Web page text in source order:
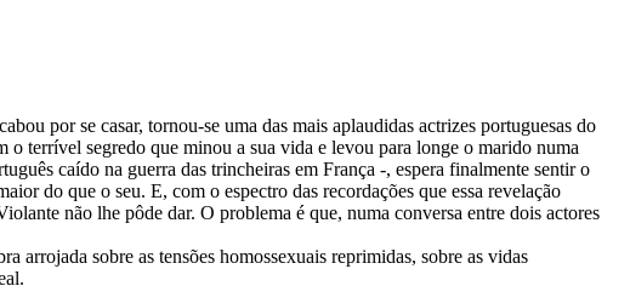
por se casar, tornou-se uma das mais aplaudidas actrizes portuguesas do
terrível segredo que minou a sua vida e levou para longe o marido numa
caído na guerra das trincheiras em França -, espera finalmente sentir o
do que o seu. E, com o espectro das recordações que essa revelação
não lhe pôde dar. O problema é que, numa conversa entre dois actores
arrojada sobre as tensões homossexuais reprimidas, sobre as vidas